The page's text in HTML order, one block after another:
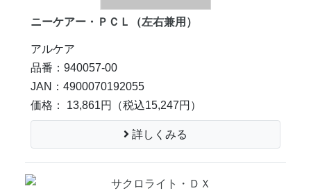
ニーケアー・ＰＣＬ（左右兼用）
アルケア
品番：940057-00
JAN：4900070192055
価格： 13,861円
（税込15,247円）
詳しくみる